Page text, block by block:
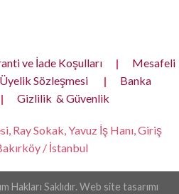
ve İade Koşulları |
Mesafeli
Üyelik Sözleşmesi |
Banka
| Gizlilik & Güvenlik
Ray Sokak, Yavuz İş Hanı, Giriş
/ İstanbul
Hakları Saklıdır. Web site tasarımı